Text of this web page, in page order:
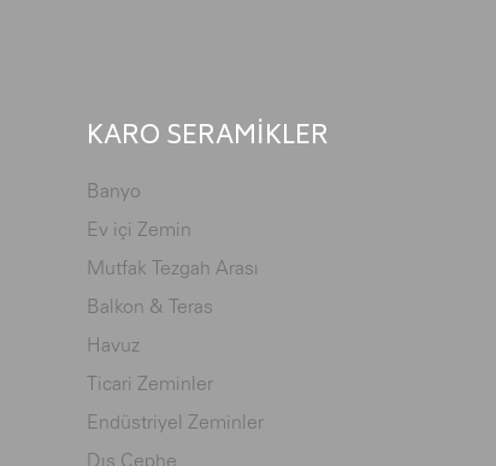
KARO SERAMİKLER
Banyo
Ev içi Zemin
Mutfak Tezgah Arası
Balkon & Teras
Havuz
Ticari Zeminler
Endüstriyel Zeminler
Dış Cephe